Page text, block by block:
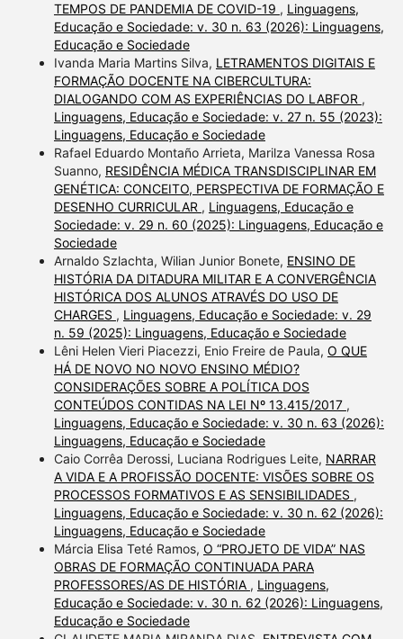
TEMPOS DE PANDEMIA DE COVID-19 , Linguagens,
Educação e Sociedade: v. 30 n. 63 (2026): Linguagens,
Educação e Sociedade
Ivanda Maria Martins Silva, LETRAMENTOS DIGITAIS E
FORMAÇÃO DOCENTE NA CIBERCULTURA:
DIALOGANDO COM AS EXPERIÊNCIAS DO LABFOR ,
Linguagens, Educação e Sociedade: v. 27 n. 55 (2023):
Linguagens, Educação e Sociedade
Rafael Eduardo Montaño Arrieta, Marilza Vanessa Rosa
Suanno, RESIDÊNCIA MÉDICA TRANSDISCIPLINAR EM
GENÉTICA: CONCEITO, PERSPECTIVA DE FORMAÇÃO E
DESENHO CURRICULAR , Linguagens, Educação e
Sociedade: v. 29 n. 60 (2025): Linguagens, Educação e
Sociedade
Arnaldo Szlachta, Wilian Junior Bonete, ENSINO DE
HISTÓRIA DA DITADURA MILITAR E A CONVERGÊNCIA
HISTÓRICA DOS ALUNOS ATRAVÉS DO USO DE
CHARGES , Linguagens, Educação e Sociedade: v. 29
n. 59 (2025): Linguagens, Educação e Sociedade
Lêni Helen Vieri Piacezzi, Enio Freire de Paula, O QUE
HÁ DE NOVO NO NOVO ENSINO MÉDIO?
CONSIDERAÇÕES SOBRE A POLÍTICA DOS
CONTEÚDOS CONTIDAS NA LEI Nº 13.415/2017 ,
Linguagens, Educação e Sociedade: v. 30 n. 63 (2026):
Linguagens, Educação e Sociedade
Caio Corrêa Derossi, Luciana Rodrigues Leite, NARRAR
A VIDA E A PROFISSÃO DOCENTE: VISÕES SOBRE OS
PROCESSOS FORMATIVOS E AS SENSIBILIDADES ,
Linguagens, Educação e Sociedade: v. 30 n. 62 (2026):
Linguagens, Educação e Sociedade
Márcia Elisa Teté Ramos, O “PROJETO DE VIDA” NAS
OBRAS DE FORMAÇÃO CONTINUADA PARA
PROFESSORES/AS DE HISTÓRIA , Linguagens,
Educação e Sociedade: v. 30 n. 62 (2026): Linguagens,
Educação e Sociedade